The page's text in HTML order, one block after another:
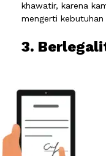
khawatir, karena
mengerti kebutuhan
3.